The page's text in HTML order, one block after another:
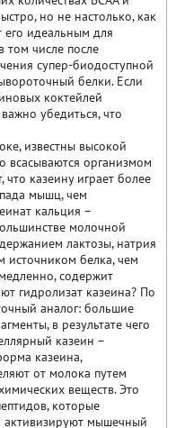
но не настолько, как
его идеальным для
том числе после
супер-биодоступной
белки. Если
коктейлей
убедиться, что
известны высокой
всасываются организмом
казеину играет более
мышц, чем
кальция –
молочной
лактозы, натрия
источником белка, чем
содержит
гидролизат казеина? По
аналог: большие
в результате чего
казеин –
казеина,
от молока путем
веществ. Это
которые
активизируют мышечный